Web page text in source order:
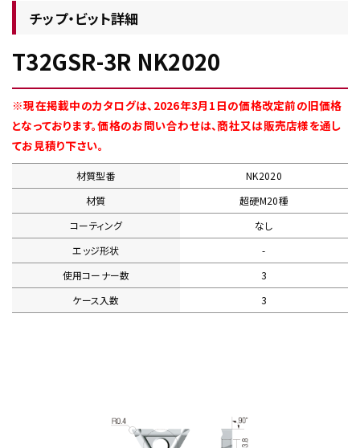
生産終了品
チップ・ビット詳細
T32GSR-3R NK2020
※現在掲載中のカタログは、2026年3月1日の価格改定前の旧価格
となっております。価格のお問い合わせは、商社又は販売店様を通し
てお見積り下さい。
材質型番
NK2020
材質
超硬M20種
コーティング
なし
エッジ形状
-
使用コーナー数
3
ケース入数
3